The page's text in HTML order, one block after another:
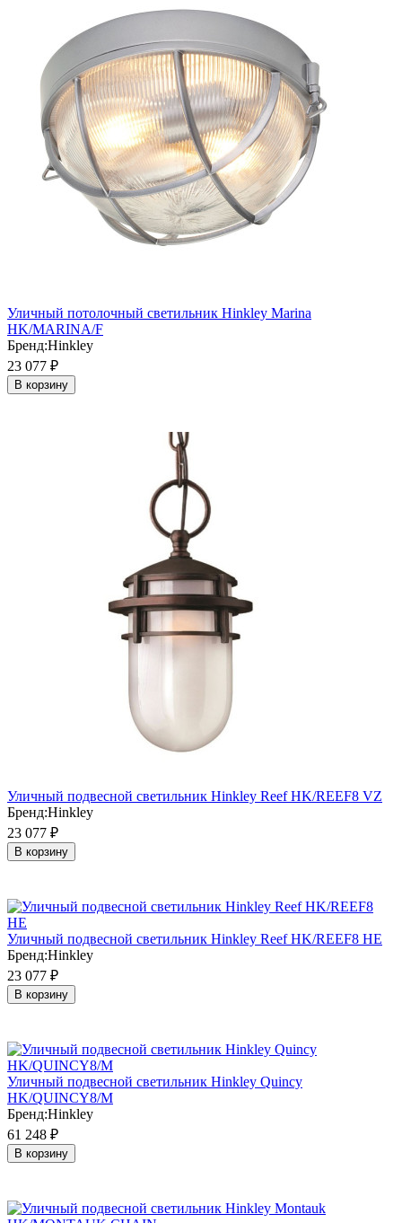
Уличный потолочный светильник Hinkley Marina
HK/MARINA/F
Бренд:Hinkley
23 077 ₽
В корзину
Уличный подвесной светильник Hinkley Reef HK/REEF8 VZ
Бренд:Hinkley
23 077 ₽
В корзину
Уличный подвесной светильник Hinkley Reef HK/REEF8 HE
Бренд:Hinkley
23 077 ₽
В корзину
Уличный подвесной светильник Hinkley Quincy
HK/QUINCY8/M
Бренд:Hinkley
61 248 ₽
В корзину